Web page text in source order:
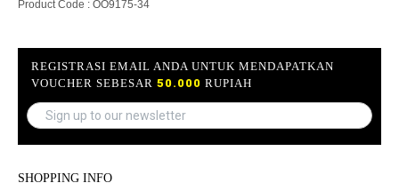
Product Code : OO9175-34
REGISTRASI EMAIL ANDA UNTUK MENDAPATKAN
VOUCHER SEBESAR 50.000 RUPIAH
SHOPPING INFO